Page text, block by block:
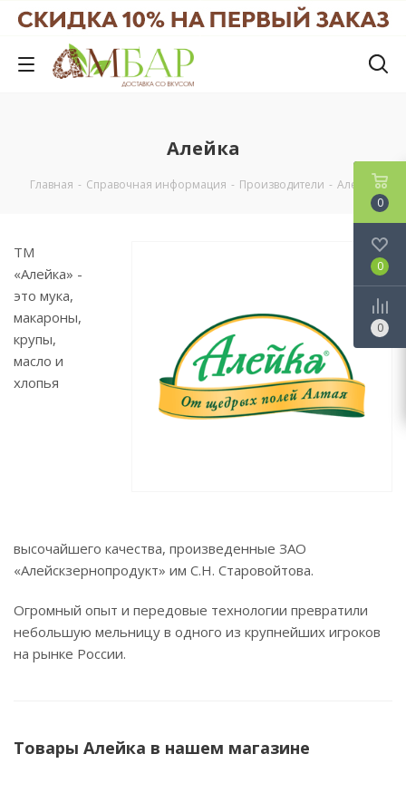
Алейка
Главная - Справочная информация - Производители - Алейка
ТМ
«Алейка» -
это мука,
макароны,
крупы,
масло и
хлопья
высочайшего качества, произведенные ЗАО
«Алейскзернопродукт» им С.Н. Старовойтова.
Огромный опыт и передовые технологии превратили
небольшую мельницу в одного из крупнейших игроков
на рынке России.
Товары Алейка в нашем магазине
0
0
0